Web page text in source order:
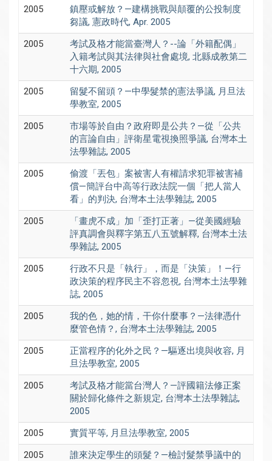
2005
鎮壓或解放？—建構挑戰與顛覆的公投制度
芻議, 憲政時代, Apr. 2005
2005
考試及格才能當臺灣人？--論「外籍配偶」
入籍考試與其法律與社會處境, 北縣成教第二
十六期, 2005
2005
留髮不留頭？—中學髮禁的憲法爭議, 月旦法
學教室, 2005
2005
市場等於自由？政府即是公共？—從「公共
的言論自由」評衛星電視換照爭議, 台灣本土
法學雜誌, 2005
2005
偷渡「丟包」案被害人有權請求犯罪被害補
償—簡評台中高等行政法院一個「把人當人
看」的判決, 台灣本土法學雜誌, 2005
2005
「畫虎不成」加「歪打正著」—從美國經驗
評真調會與釋字第五八五號解釋, 台灣本土法
學雜誌, 2005
2005
行政不只是「執行」，而是「決策」！—行
政決策的程序民主不容忽視, 台灣本土法學雜
誌, 2005
2005
我的色，她的情，干你什麼事？—法律憑什
麼管色情？, 台灣本土法學雜誌, 2005
2005
正當程序的化外之民？—驅逐出境與收容, 月
旦法學教室, 2005
2005
考試及格才能當台灣人？—評國籍法修正案
關於歸化條件之新規定, 台灣本土法學雜誌,
2005
2005
實質平等, 月旦法學教室, 2005
2005
誰來決定學生的頭髮？—檢討髮禁爭議中的